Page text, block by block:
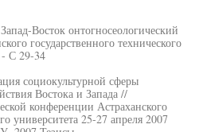
Восток онтогносеологический
государственного технического
С 29-34
социокультурной сферы
Востока и Запада //
конференции Астраханского
университета 25-27 апреля 2007